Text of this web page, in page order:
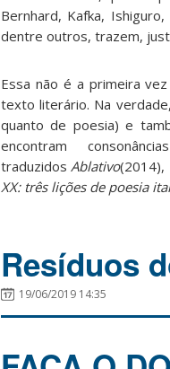
Bernhard, Kafka,
dentre outros, trazem,
Essa não é a primeira
texto literário. Na
quanto de poesia) e
encontram
traduzidosAblativo(2014),
XX: três lições de poesia
Resíduos
19/06/2019 14:35